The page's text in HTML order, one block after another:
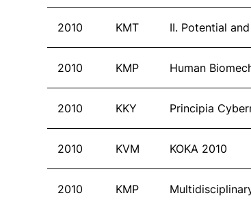
2010 KMT II. Potential
2010 KMP Human
2010 KKY Principia
2010 KVM KOKA 2010
2010 KMP